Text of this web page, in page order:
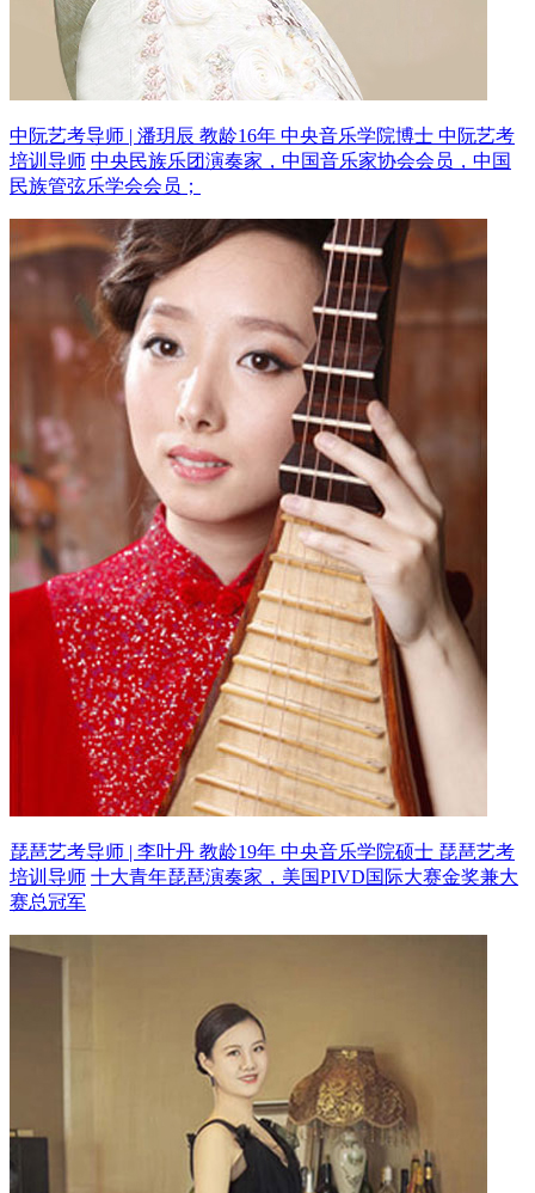
中阮艺考导师 | 潘玥辰 教龄16年 中央音乐学院博士 中阮艺考
培训导师 中央民族乐团演奏家，中国音乐家协会会员，中国
民族管弦乐学会会员；
琵琶艺考导师 | 李叶丹 教龄19年 中央音乐学院硕士 琵琶艺考
培训导师 十大青年琵琶演奏家，美国PIVD国际大赛金奖兼大
赛总冠军